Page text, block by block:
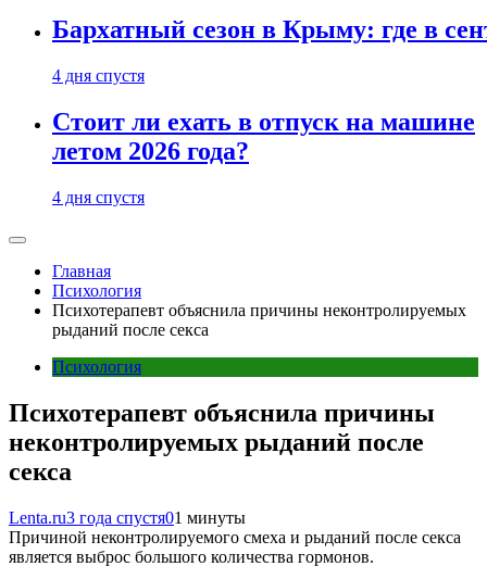
Бархатный сезон в Крыму: где в
4 дня спустя
Стоит ли ехать в отпуск на машине
летом 2026 года?
4 дня спустя
Главная
Психология
Психотерапевт объяснила причины неконтролируемых
рыданий после секса
Психология
Психотерапевт объяснила причины
неконтролируемых рыданий после
секса
Lenta.ru3 года спустя01 минуты
Причиной неконтролируемого смеха и рыданий после секса
является выброс большого количества гормонов.